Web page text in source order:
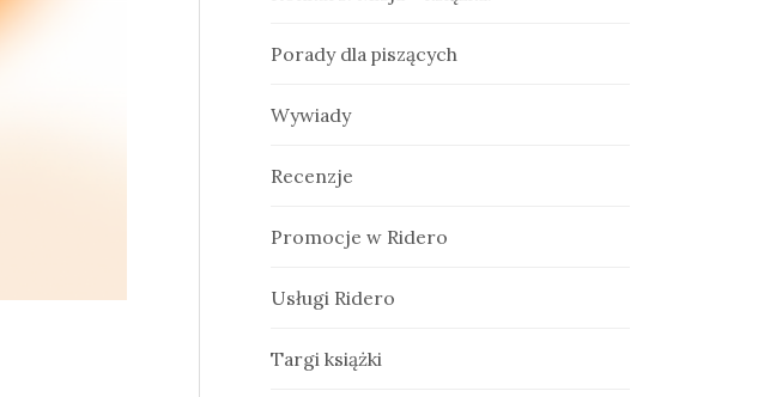
Porady dla piszących
Wywiady
Recenzje
Promocje w Ridero
Usługi Ridero
Targi książki